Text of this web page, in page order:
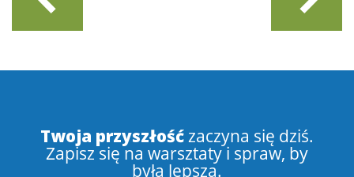
Twoja przyszłośćzaczyna się dziś.
Zapisz się na warsztaty i spraw, by
była lepsza.